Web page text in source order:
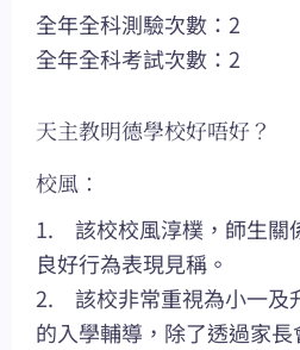
全年全科測驗次數：2
全年全科考試次數：2
天主教明德學校好唔好？
校風：
1. 該校校風淳樸，師生關
良好行為表現見稱。
2. 該校非常重視為小一及
的入學輔導，除了透過家